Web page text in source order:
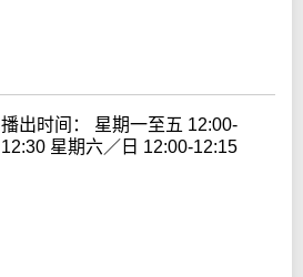
播出时间： 星期一至五 12:00-
12:30 星期六／日 12:00-12:15